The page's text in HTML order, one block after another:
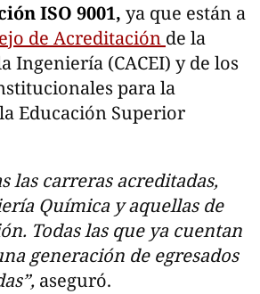
ISO 9001, ya que están a
de Acreditación de la
Ingeniería (CACEI) y de los
para la
Educación Superior
las carreras acreditadas,
Química y aquellas de
Todas las que ya cuentan
generación de egresados
aseguró.